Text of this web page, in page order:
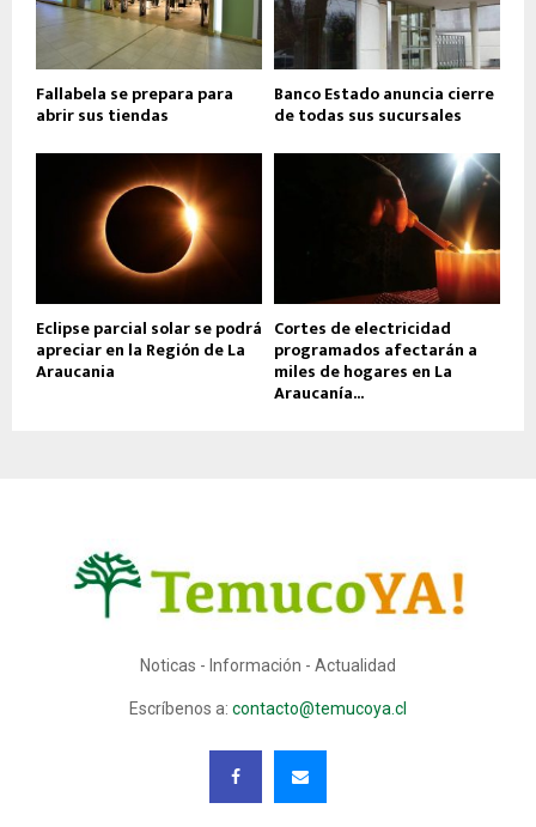
Fallabela se prepara para
abrir sus tiendas
Banco Estado anuncia cierre
de todas sus sucursales
Eclipse parcial solar se podrá
apreciar en la Región de La
Araucania
Cortes de electricidad
programados afectarán a
miles de hogares en La
Araucanía...
Noticas - Información - Actualidad
Escríbenos a: contacto@temucoya.cl